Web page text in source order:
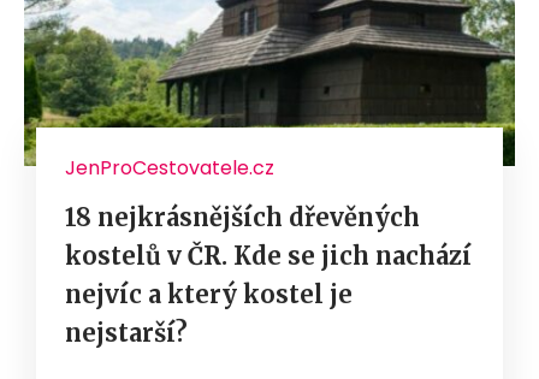
JenProCestovatele.cz
18 nejkrásnějších dřevěných
kostelů v ČR. Kde se jich nachází
nejvíc a který kostel je
nejstarší?